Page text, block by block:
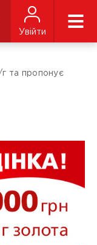
Увійти
та пропонує